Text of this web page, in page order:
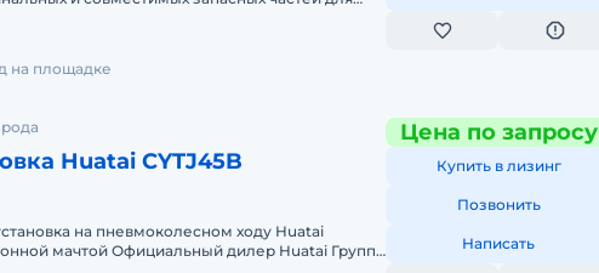
на площадке
Huatai CYTJ45B
на пневмоколесном ходу Huatai
мачтой Официальный дилер Huatai Группа
Цена по запросу
Купить в лизинг
Позвонить
Написать